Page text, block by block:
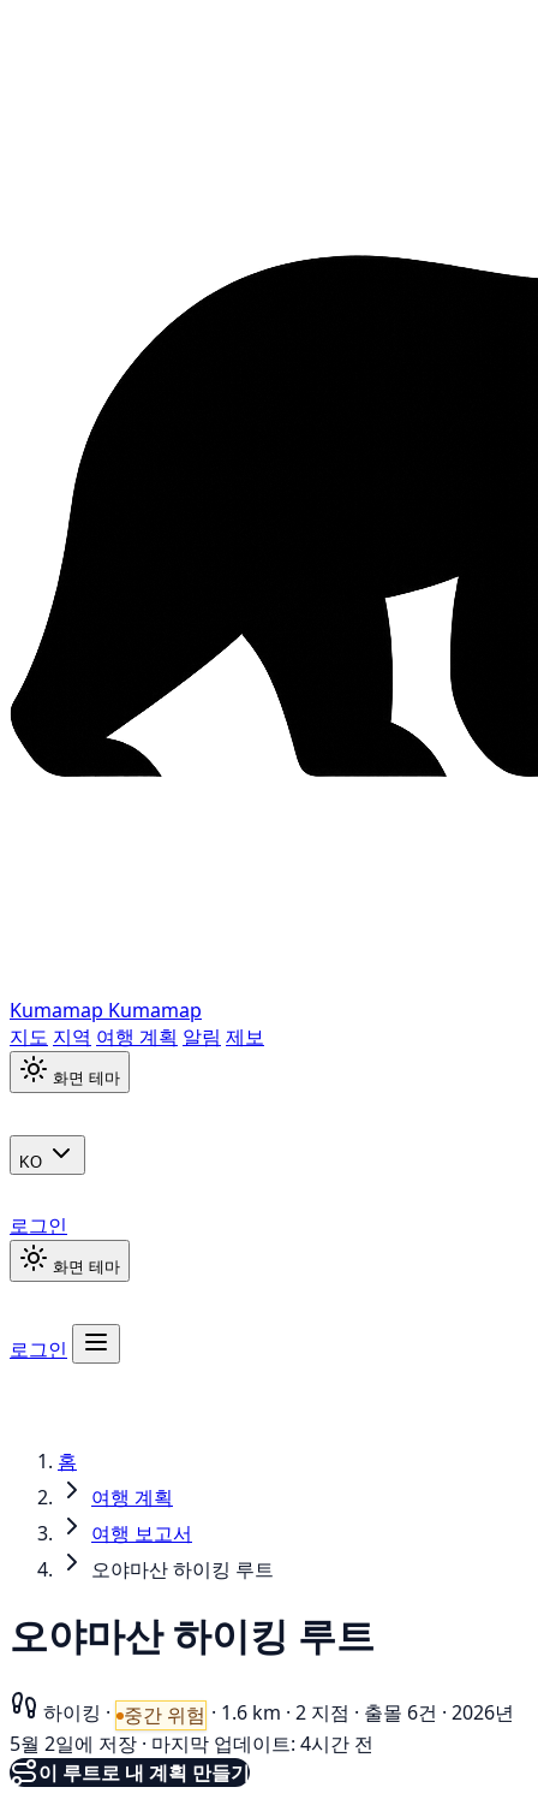
Kumamap Kumamap
지도 지역 여행 계획 알림 제보
화면 테마
KO
로그인
화면 테마
로그인
홈
여행 계획
여행 보고서
오야마산 하이킹 루트
오야마산 하이킹 루트
하이킹 · 중간 위험 · 1.6 km · 2 지점 · 출몰 6건 · 2026년
5월 2일에 저장 · 마지막 업데이트: 4시간 전
이 루트로 내 계획 만들기